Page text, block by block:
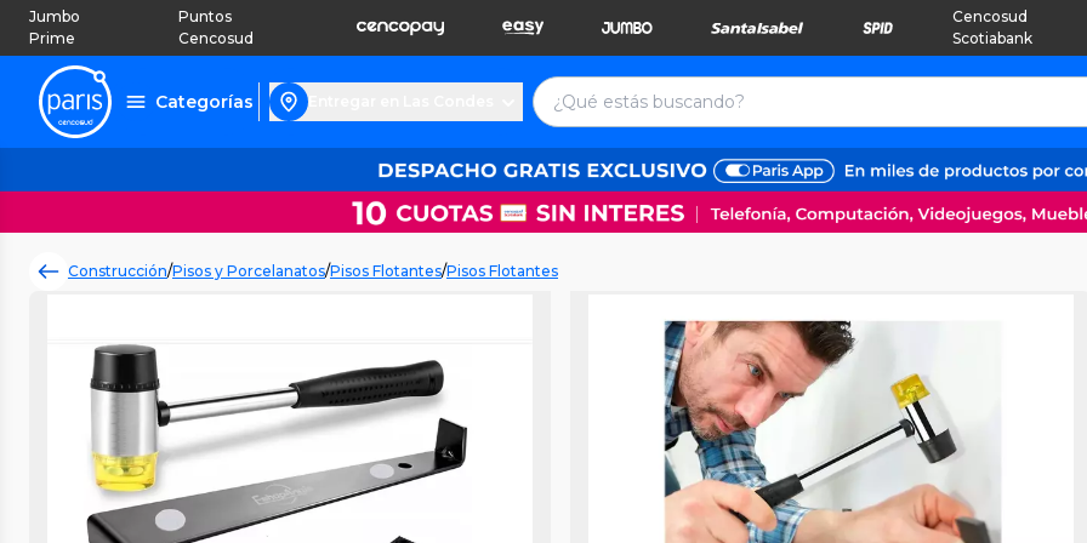
Jumbo
Prime
Puntos
Cencosud
Cencosud
Scotiabank
Categorías
Construcción/Pisos y Porcelanatos/Pisos Flotantes/Pisos Flotantes